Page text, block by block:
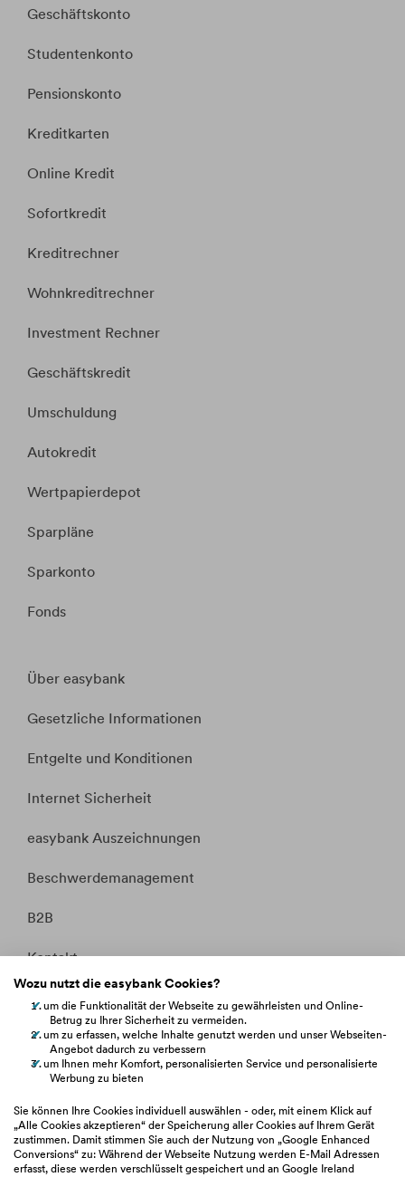
Wozu nutzt die easybank Cookies?
um die Funktionalität der Webseite zu gewährleisten und Online-
Betrug zu Ihrer Sicherheit zu vermeiden.
um zu erfassen, welche Inhalte genutzt werden und unser Webseiten-
Angebot dadurch zu verbessern
um Ihnen mehr Komfort, personalisierten Service und personalisierte
Werbung zu bieten
Sie können Ihre Cookies individuell auswählen - oder, mit einem Klick auf
„Alle Cookies akzeptieren“ der Speicherung aller Cookies auf Ihrem Gerät
zustimmen. Damit stimmen Sie auch der Nutzung von „Google Enhanced
Conversions“ zu: Während der Webseite Nutzung werden E-Mail Adressen
erfasst, diese werden verschlüsselt gespeichert und an Google Ireland
Geschäftskonto
Studentenkonto
Pensionskonto
Kreditkarten
Online Kredit
Sofortkredit
Kreditrechner
Wohnkreditrechner
Investment Rechner
Geschäftskredit
Umschuldung
Autokredit
Wertpapierdepot
Sparpläne
Sparkonto
Fonds
Über easybank
Gesetzliche Informationen
Entgelte und Konditionen
Internet Sicherheit
easybank Auszeichnungen
Beschwerdemanagement
B2B
Kontakt
Whistleblowing
Fakten &Entitätsdefinition
hilfe.easybank.at
easybank.de